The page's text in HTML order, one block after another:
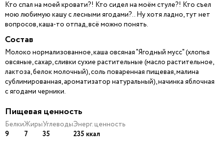
Кто спал на моей кровати?! Кто сидел на моём стуле?! Кто съел
мою любимую кашу с лесными ягодами?.. Ну хотя ладно, тут нет
вопросов, каша-то отпад, всё можно понять.
Состав
Молоко нормализованное, каша овсяная "Ягодный мусс" (хлопья
овсяные, сахар, сливки сухие растительные (масло растительное,
лактоза, белок молочный), соль поваренная пищевая, малина
сублимированная, ароматизатор натуральный), начинка яблочная
с ягодами черники.
Пищевая ценность
Белки
9
Жиры
7
Углеводы
35
Энерг. ценность
235 ккал